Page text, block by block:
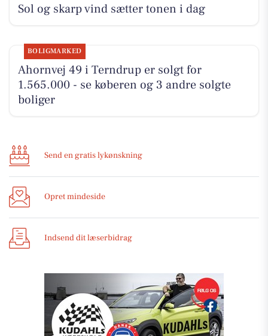
Sol og skarp vind sætter tonen i dag
BOLIGMARKED
Ahornvej 49 i Terndrup er solgt for
1.565.000 - se køberen og 3 andre solgte
boliger
Send en gratis lykønskning
Opret mindeside
Indsend dit læserbidrag